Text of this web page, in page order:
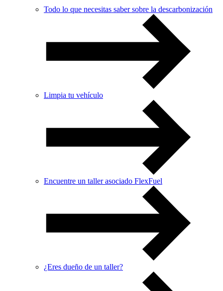
Todo lo que necesitas saber sobre la descarbonización
Limpia tu vehículo
Encuentre un taller asociado FlexFuel
¿Eres dueño de un taller?